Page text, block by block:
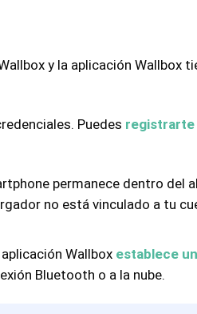
y la aplicación Wallbox
Puedes registrarte
permanece dentro del
no está vinculado a tu
Wallbox establece
Bluetooth o a la nube.